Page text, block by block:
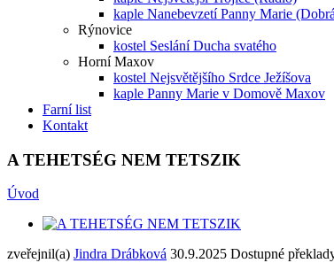
kaple Nanebevzetí Panny Marie
Rýnovice
kostel Seslání Ducha svatého
Horní Maxov
kostel Nejsvětějšího Srdce Ježíšova
kaple Panny Marie v Domově Maxov
Farní list
Kontakt
A TEHETSÉG NEM TETSZIK
Úvod
zveřejnil(a) Jindra Drábková 30.9.2025 Dostupné